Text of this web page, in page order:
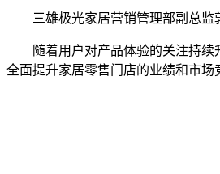
三雄极光家居营销管理部副总监
随着用户对产品体验的关注持续升
全面提升家居零售门店的业绩和市场